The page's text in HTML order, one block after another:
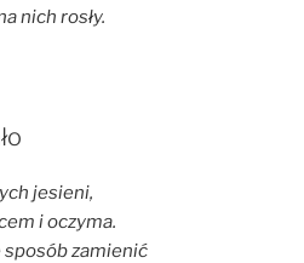
nich rosły.
jesieni,
i oczyma.
sposób zamienić